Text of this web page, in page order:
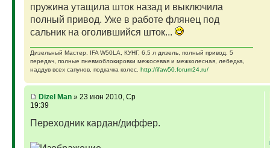
пружина утащила шток назад и выключила
полный привод. Уже в работе флянец под
сальник на оголившийся шток...
Дизельный Мастер. IFA W50LA, КУНГ, 6,5 л дизель, полный привод, 5
передач, полные пневмоблокировки межосевая и межколесная, лебедка,
наддув всех сапунов, подкачка колес. http://ifaw50.forum24.ru/
Dizel Man» 23 июн 2010, Ср
19:39
Переходник кардан/диффер.